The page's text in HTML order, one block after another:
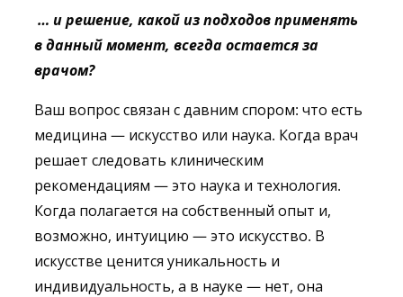
… и решение, какой из подходов применять
в данный момент, всегда остается за
врачом?
Ваш вопрос связан с давним спором: что есть
медицина — искусство или наука. Когда врач
решает следовать клиническим
рекомендациям — это наука и технология.
Когда полагается на собственный опыт и,
возможно, интуицию — это искусство. В
искусстве ценится уникальность и
индивидуальность, а в науке — нет, она